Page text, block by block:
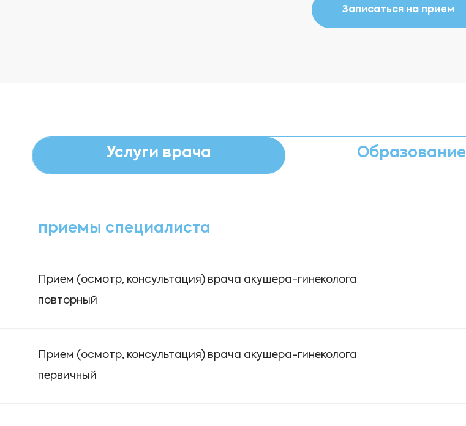
Записаться на прием
Услуги врача Образование
приемы специалиста
Прием (осмотр, консультация) врача акушера-гинеколога
повторный
Прием (осмотр, консультация) врача акушера-гинеколога
первичный